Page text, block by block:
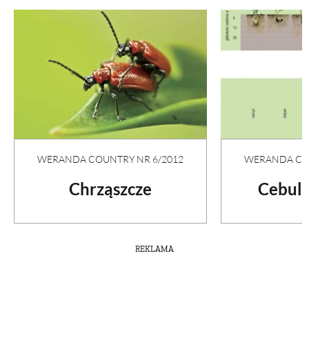
WERANDA COUNTRY NR 6/2012
Chrząszcze
WERANDA
REKLAMA